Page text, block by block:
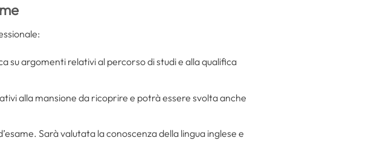
su argomenti relativi al percorso di studi e alla qualifica
alla mansione da ricoprire e potrà essere svolta anche
Sarà valutata la conoscenza della lingua inglese e